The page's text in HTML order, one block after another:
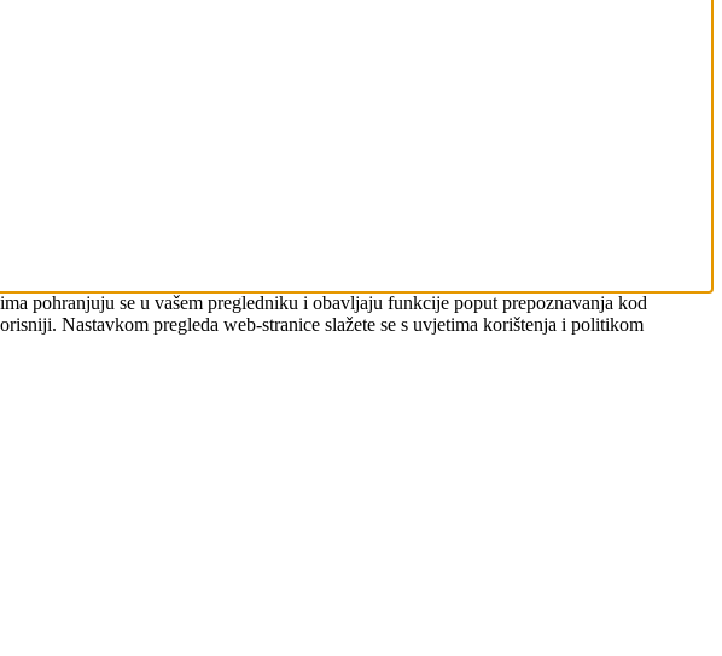
pohranjuju se u vašem pregledniku i obavljaju funkcije poput prepoznavanja kod
Nastavkom pregleda web-stranice slažete se s uvjetima korištenja i politikom